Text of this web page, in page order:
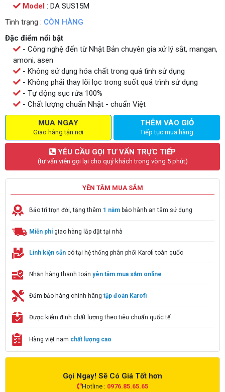
Model : DA SUS15M
Tình trạng : CÒN HÀNG
Đặc điểm nổi bật
- Công nghệ đến từ Nhật Bản chuyên gia xử lý sắt, mangan,
amoni, asen
- Không sử dụng hóa chất trong quá tình sử dụng
- Không phải thay lõi lọc trong suốt quá trình sử dụng
- Tự động sục rửa 100%
- Chất lượng chuẩn Nhật - chuẩn Việt
MUA NGAY
Giao hàng tận nơi
THÊM VÀO GIỎ
Tiếp tục mua hàng
YÊU CẦU GỌI TƯ VẤN TRỰC TIẾP
(tư vấn viên gọi lại cho quý khách trong vòng 5 phút)
YÊN TÂM MUA SẮM
Bảo trì trọn đời, tặng thêm 1 năm bảo hành an tâm sử dụng
Miễn phígiao hàng lắp đặt tại nhà
Linh kiện sẵn có tại hệ thống phân phối Karofi toàn quốc
Nhận hàng thanh toán yên tâm mua sắm online
Đảm bảo hàng chính hãng tập đoàn Karofi
Được kiểm định chất lượng theo tiêu chuẩn quốc tế
Hàng việt nam chất lượng cao
Gọi Ngay! Sẽ Có Giá Tốt hơn
Hotline : 0976.85.65.65